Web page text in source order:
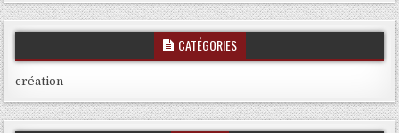
CATÉGORIES
création